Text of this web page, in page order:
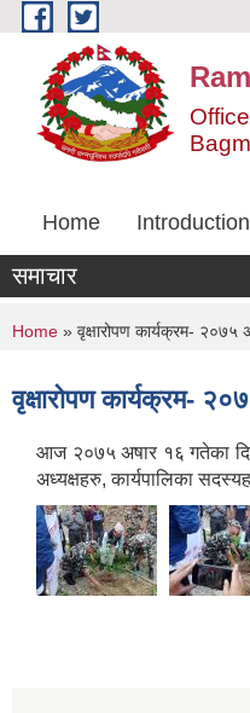
Skip to main content
Home Introduction
समाचार
You are here
Home » वृक्षारोपण कार्यक्रम-
वृक्षारोपण कार्यक्रम-
आज २०७५ अषार १६ गतेका दिन
अध्यक्षहरु, कार्यपालिका